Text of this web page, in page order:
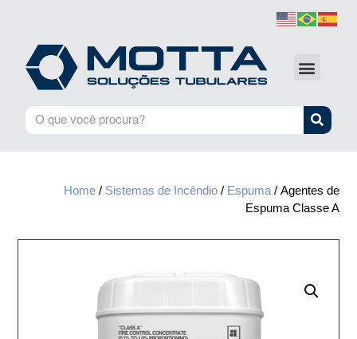
Home/ Sistemas de Incêndio/ Espuma/ Agentes de
Espuma Classe A